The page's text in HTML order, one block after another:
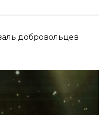
добровольцев